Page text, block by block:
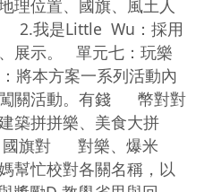
理位置、國旗、風土人
2.我是Little  Wu：採用
展示。   單元七：玩樂
將本方案一系列活動內
關活動。有錢      幣對對
築拼拼樂、美食大拼
旗對      對樂、爆米
幫忙校對各關名稱，以